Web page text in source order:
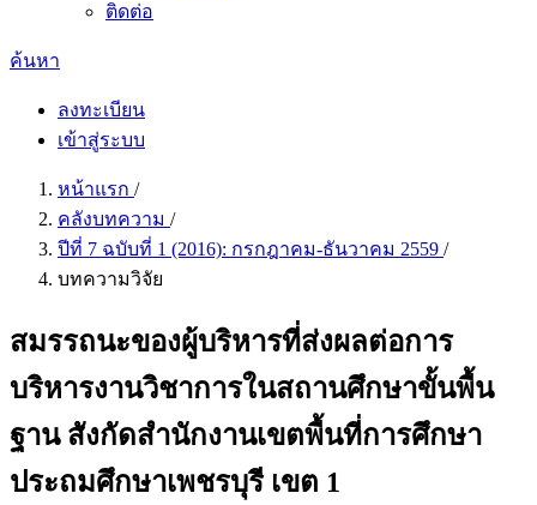
ติดต่อ
ค้นหา
ลงทะเบียน
เข้าสู่ระบบ
หน้าแรก /
คลังบทความ /
ปีที่ 7 ฉบับที่ 1 (2016): กรกฎาคม-ธันวาคม 2559 /
บทความวิจัย
สมรรถนะของผู้บริหารที่ส่งผลต่อการ
บริหารงานวิชาการในสถานศึกษาขั้นพื้น
ฐาน สังกัดสํานักงานเขตพื้นที่การศึกษา
ประถมศึกษาเพชรบุรี เขต 1